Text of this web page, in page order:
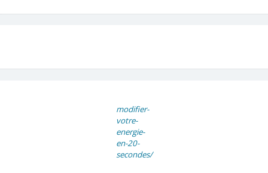
modifier-
votre-
energie-
en-20-
secondes/